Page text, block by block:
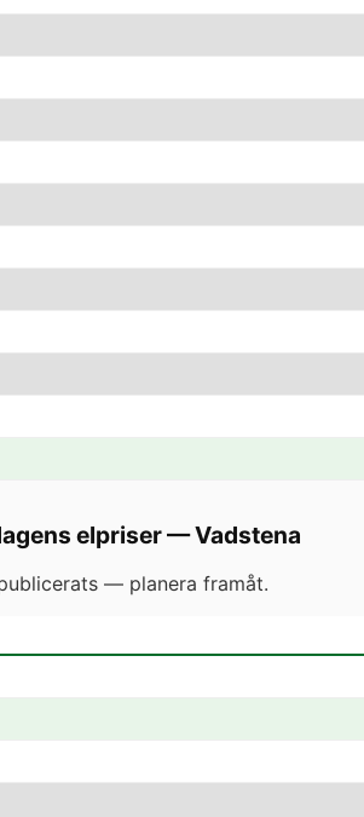
elpriser—Vadstena
— planera framåt.